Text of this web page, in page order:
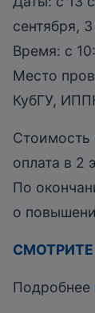
сентября,
Время: с
Место
КубГУ,
Стоимость
оплата в 2
По
о
Подробнее